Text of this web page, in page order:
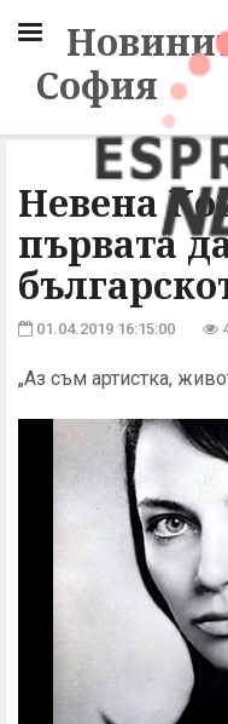
София
Невена
първата
01.04.2019 16:15:00
„Аз съм артистка,